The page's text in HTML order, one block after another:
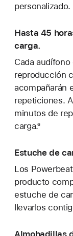
personalizado.
Hasta 45
carga.
Cada
reproducción
acompañarán
repeticiones.
minutos de
carga.⁶
Estuche de
Los
producto
estuche de
llevarlos
Almohadillas